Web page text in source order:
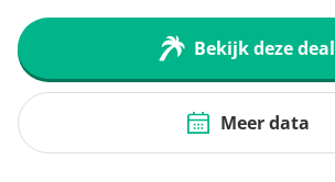
Bekijk deze deal
Meer data